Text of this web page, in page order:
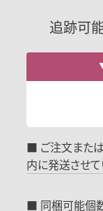
追跡可
■ ご注文また
内に発送させて
■ 同梱可能個数